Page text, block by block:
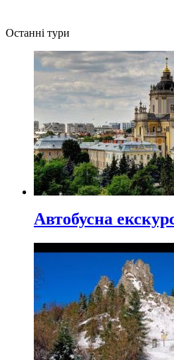
Останні тури
Автобусна